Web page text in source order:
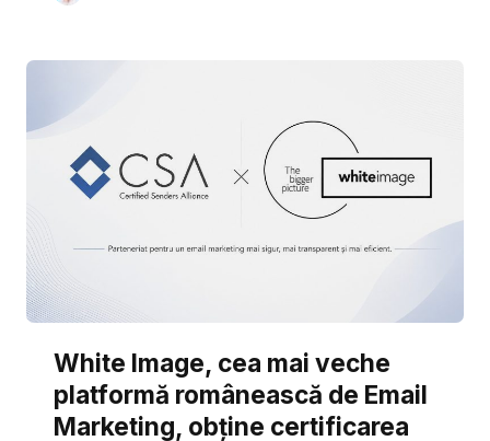
White Image, cea mai veche
platformă românească de Email
Marketing, obține certificarea